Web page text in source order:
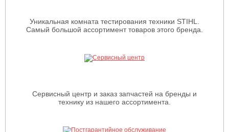
Уникальная комната тестирования техники STIHL.
Самый большой ассортимент товаров этого бренда.
Сервисный центр и заказ запчастей на бренды и
технику из нашего ассортимента.